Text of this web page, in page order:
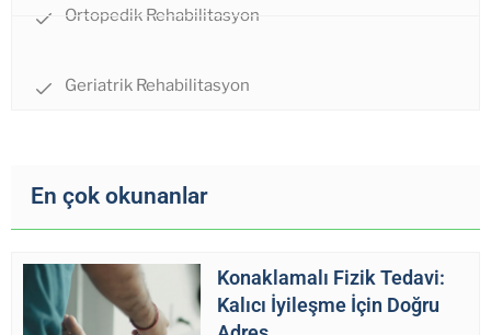
Ortopedik Rehabilitasyon
Geriatrik Rehabilitasyon
En çok okunanlar
Konaklamalı Fizik Tedavi:
Kalıcı İyileşme İçin Doğru